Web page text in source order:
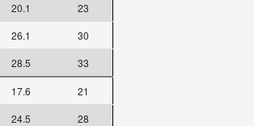
20.1
23
26.1
30
28.5 33
17.6
21
24.5
28